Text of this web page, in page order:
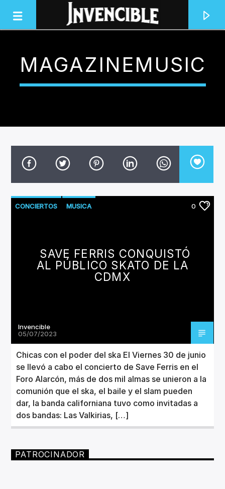
INVENCIBLE RADIO
JUNTOS SOMOS INVENCIBLES
ARTISTA
Invencible Radio
MAGAZINEMUSIC
CONCIERTOS MUSICA 0
SAVE FERRIS CONQUISTÓ
AL PÚBLICO SKATO DE LA
CDMX
Invencible
05/07/2023
Chicas con el poder del ska El Viernes 30 de junio
se llevó a cabo el concierto de Save Ferris en el
Foro Alarcón, más de dos mil almas se unieron a la
comunión que el ska, el baile y el slam pueden
dar, la banda californiana tuvo como invitadas a
dos bandas: Las Valkirias, […]
PATROCINADOR